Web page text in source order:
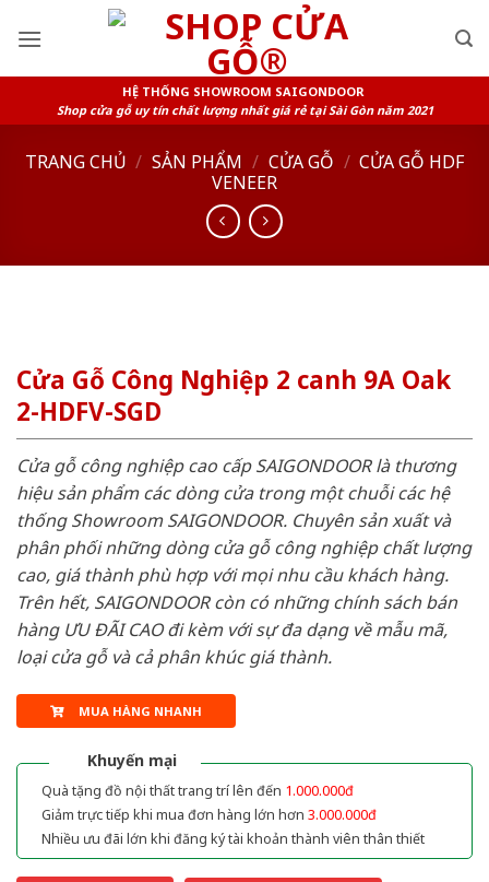
HỆ THỐNG SHOWROOM SAIGONDOOR
Shop cửa gỗ uy tín chất lượng nhất giá rẻ tại Sài Gòn năm 2021
TRANG CHỦ / SẢN PHẨM / CỬA GỖ / CỬA GỖ HDF
VENEER
Cửa Gỗ Công Nghiệp 2 canh 9A Oak
2-HDFV-SGD
Cửa gỗ công nghiệp cao cấp SAIGONDOOR là thương
hiệu sản phẩm các dòng cửa trong một chuỗi các hệ
thống Showroom SAIGONDOOR. Chuyên sản xuất và
phân phối những dòng cửa gỗ công nghiệp chất lượng
cao, giá thành phù hợp với mọi nhu cầu khách hàng.
Trên hết, SAIGONDOOR còn có những chính sách bán
hàng ƯU ĐÃI CAO đi kèm với sự đa dạng về mẫu mã,
loại cửa gỗ và cả phân khúc giá thành.
MUA HÀNG NHANH
Khuyến mại
Quà tặng đồ nội thất trang trí lên đến 1.000.000đ
Giảm trực tiếp khi mua đơn hàng lớn hơn 3.000.000đ
Nhiều ưu đãi lớn khi đăng ký tài khoản thành viên thân thiết